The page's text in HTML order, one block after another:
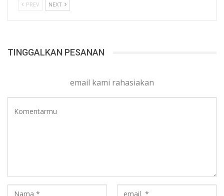
PREV NEXT
TINGGALKAN PESANAN
email kami rahasiakan